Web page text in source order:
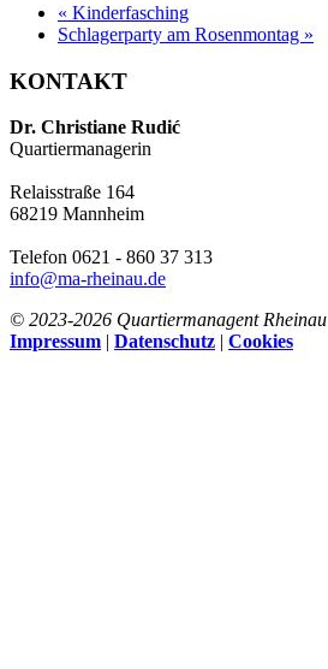
« Kinderfasching
Schlagerparty am Rosenmontag »
KONTAKT
Dr. Christiane Rudić
Quartiermanagerin
Relaisstraße 164
68219 Mannheim
Telefon 0621 - 860 37 313
info@ma-rheinau.de
© 2023-2026 Quartiermanagent Rheinau
Impressum | Datenschutz | Cookies